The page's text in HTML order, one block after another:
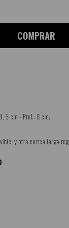
COMPRAR
5 cm - Prof.: 8 cm.
y otra correa larga